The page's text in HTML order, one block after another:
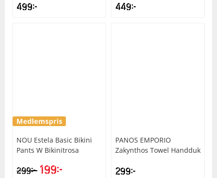
499kr 449kr
NOU Estela Basic Bikini
Pants W Bikinitrosa
299kr 199kr
PANOS EMPORIO
Zakynthos Towel Handduk
299kr